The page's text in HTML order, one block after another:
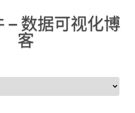
– 数据可视化博
客
Skip to content